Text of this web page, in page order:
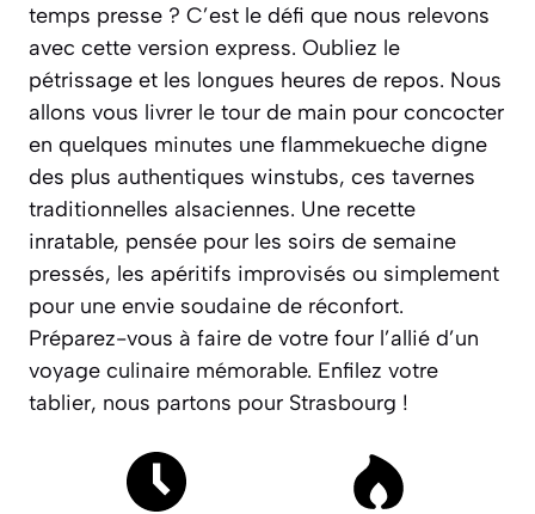
temps presse ? C’est le défi que nous relevons
avec cette version express. Oubliez le
pétrissage et les longues heures de repos. Nous
allons vous livrer le tour de main pour concocter
en quelques minutes une flammekueche digne
des plus authentiques winstubs, ces tavernes
traditionnelles alsaciennes. Une recette
inratable, pensée pour les soirs de semaine
pressés, les apéritifs improvisés ou simplement
pour une envie soudaine de réconfort.
Préparez-vous à faire de votre four l’allié d’un
voyage culinaire mémorable. Enfilez votre
tablier, nous partons pour Strasbourg !